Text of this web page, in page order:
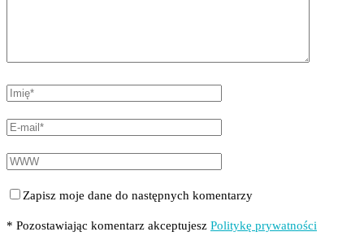
Zapisz moje dane do następnych komentarzy
* Pozostawiając komentarz akceptujesz Politykę prywatności